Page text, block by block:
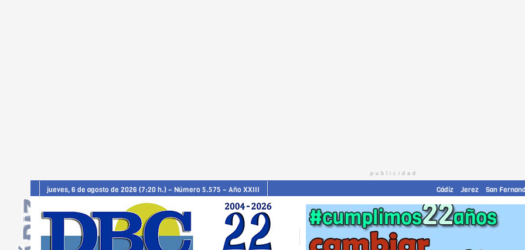
publicidad
jueves, 6 de agosto de 2026 (7:20 h.) – Número 5.575 – Año XXIII Cádiz Jerez San